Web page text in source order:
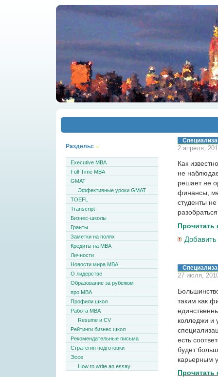
2 апреля,
Как
не
решает не
финансы,
студенты
Прочитать
27 июля,
таким как
колледжи и
есть
будет
карьерным
Прочитать
Разделы:
Executive MBA
Full-Time MBA
GMAT
Эффективные уроки GMAT
TOEFL
Transcript
Бизнес-школы
Гранты
Заметки на полях
Кредиты на MBA
Личности
Новости мира MBA
О лидерстве
Образование за рубежом
про MBA
Профили школ
Работа MBA
Resume и CV
Рейтинги бизнес школ
Рекомендательные письма
Стратегия подготовки
Эссе
How to write an essay